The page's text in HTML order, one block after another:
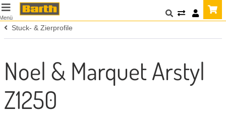
Stuck- & Zierprofile
Noel & Marquet Arstyl
Z1250